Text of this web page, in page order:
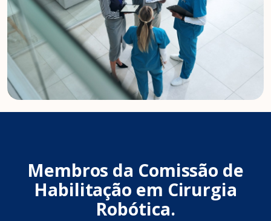
Membros da Comissão de
Habilitação em Cirurgia
Robótica.